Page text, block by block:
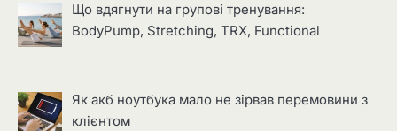
Що вдягнути на групові тренування:
BodyPump, Stretching, TRX, Functional
Як акб ноутбука мало не зірвав перемовини з
клієнтом